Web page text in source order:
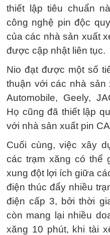
thiết lập tiêu chuẩn
công nghệ pin độc
của các nhà sản xuất
được cập nhật liên tục.
Nio đạt được một số
thuận với các nhà sản
Automobile, Geely,
Họ cũng đã thiết lập
với nhà sản xuất pin
Cuối cùng, việc xây
các trạm xăng có thể
xung đột lợi ích giữa
điện thúc đẩy nhiều
điện cấp 3, bởi thời
còn mang lại nhiều
xăng 10 phút, khi tài